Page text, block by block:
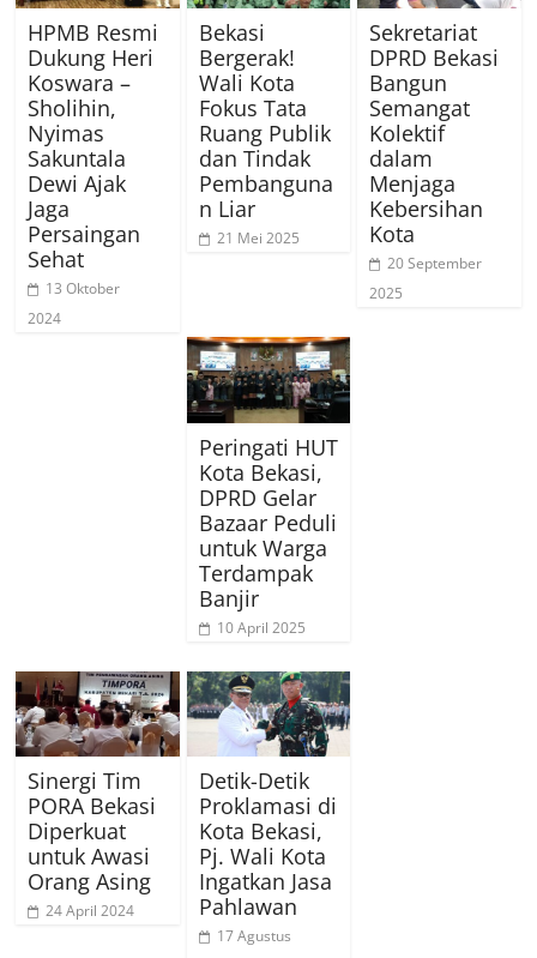
HPMB Resmi
Dukung Heri
Koswara –
Sholihin,
Nyimas
Sakuntala
Dewi Ajak
Jaga
Persaingan
Sehat
13 Oktober
2024
Bekasi
Bergerak!
Wali Kota
Fokus Tata
Ruang Publik
dan Tindak
Pembanguna
n Liar
21 Mei 2025
Sekretariat
DPRD Bekasi
Bangun
Semangat
Kolektif
dalam
Menjaga
Kebersihan
Kota
20 September
2025
Peringati HUT
Kota Bekasi,
DPRD Gelar
Bazaar Peduli
untuk Warga
Terdampak
Banjir
10 April 2025
Sinergi Tim
PORA Bekasi
Diperkuat
untuk Awasi
Orang Asing
24 April 2024
Detik-Detik
Proklamasi di
Kota Bekasi,
Pj. Wali Kota
Ingatkan Jasa
Pahlawan
17 Agustus